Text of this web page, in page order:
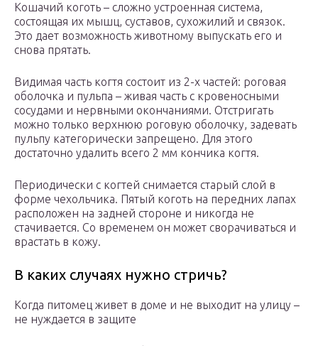
Кошачий коготь – сложно устроенная система,
состоящая их мышц, суставов, сухожилий и связок.
Это дает возможность животному выпускать его и
снова прятать.
Видимая часть когтя состоит из 2-х частей: роговая
оболочка и пульпа – живая часть с кровеносными
сосудами и нервными окончаниями. Отстригать
можно только верхнюю роговую оболочку, задевать
пульпу категорически запрещено. Для этого
достаточно удалить всего 2 мм кончика когтя.
Периодически с когтей снимается старый слой в
форме чехольчика. Пятый коготь на передних лапах
расположен на задней стороне и никогда не
стачивается. Со временем он может сворачиваться и
врастать в кожу.
В каких случаях нужно стричь?
Когда питомец живет в доме и не выходит на улицу –
не нуждается в защите